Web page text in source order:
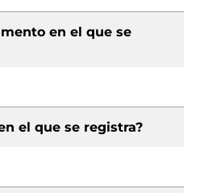
en el que se
el que se registra?